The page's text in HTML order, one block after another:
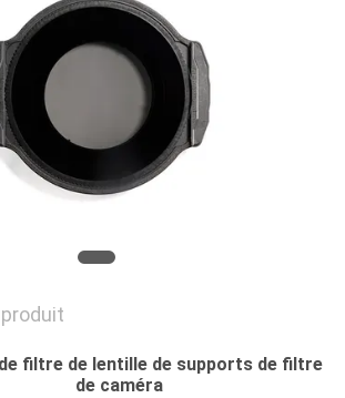
filtre de lentille de supports de filtre
de caméra